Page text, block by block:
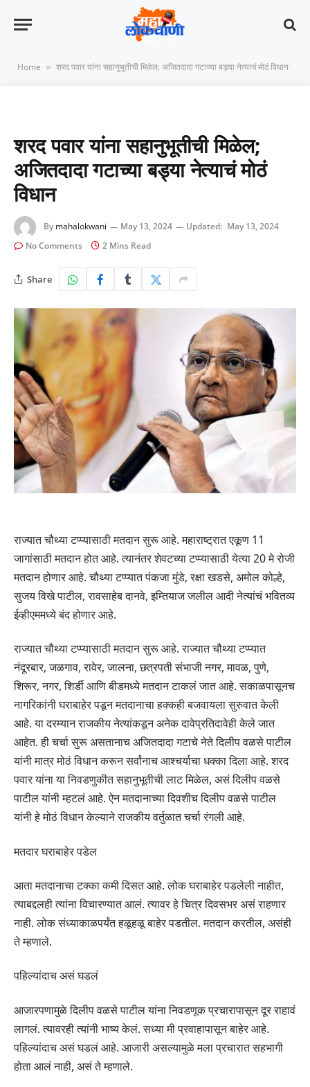
Home » शरद पवार यांना सहानुभूतीची मिळेल; अजितदादा गटाच्या बड्या नेत्याचं मोठं विधान
शरद पवार यांना सहानुभूतीची मिळेल;
अजितदादा गटाच्या बड्या नेत्याचं मोठं
विधान
By mahalokwani May 13, 2024 Updated: May 13, 2024
No Comments
2 Mins Read
Share
राज्यात चौथ्या टप्प्यासाठी मतदान सुरू आहे. महाराष्ट्रात एकूण 11
जागांसाठी मतदान होत आहे. त्यानंतर शेवटच्या टप्प्यासाठी येत्या 20 मे रोजी
मतदान होणार आहे. चौथ्या टप्प्यात पंकजा मुंडे, रक्षा खडसे, अमोल कोल्हे,
सुजय विखे पाटील, रावसाहेब दानवे, इम्तियाज जलील आदी नेत्यांचं भवितव्य
ईव्हीएममध्ये बंद होणार आहे.
राज्यात चौथ्या टप्प्यासाठी मतदान सुरू आहे. राज्यात चौथ्या टप्प्यात
नंदूरबार, जळगाव, रावेर, जालना, छत्रपती संभाजी नगर, मावळ, पुणे,
शिरूर, नगर, शिर्डी आणि बीडमध्ये मतदान टाकलं जात आहे. सकाळपासूनच
नागरिकांनी घराबाहेर पडून मतदानाचा हक्कही बजवायला सुरुवात केली
आहे. या दरम्यान राजकीय नेत्यांकडून अनेक दावेप्रतिदावेही केले जात
आहेत. ही चर्चा सुरू असतानाच अजितदादा गटाचे नेते दिलीप वळसे पाटील
यांनी मात्र मोठं विधान करून सर्वांनाच आश्चर्याचा धक्का दिला आहे. शरद
पवार यांना या निवडणुकीत सहानुभूतीची लाट मिळेल, असं दिलीप वळसे
पाटील यांनी म्हटलं आहे. ऐन मतदानाच्या दिवशीच दिलीप वळसे पाटील
यांनी हे मोठं विधान केल्याने राजकीय वर्तुळात चर्चा रंगली आहे.
मतदार घराबाहेर पडेल
आता मतदानाचा टक्का कमी दिसत आहे. लोक घराबाहेर पडलेली नाहीत,
त्याबद्दलही त्यांना विचारण्यात आलं. त्यावर हे चित्र दिवसभर असं राहणार
नाही. लोक संध्याकाळपर्यंत हळूहळू बाहेर पडतील. मतदान करतील, असंही
ते म्हणाले.
पहिल्यांदाच असं घडलं
आजारपणामुळे दिलीप वळसे पाटील यांना निवडणूक प्रचारापासून दूर राहावं
लागलं. त्यावरही त्यांनी भाष्य केलं. सध्या मी प्रवाहापासून बाहेर आहे.
पहिल्यांदाच असं घडलं आहे. आजारी असल्यामुळे मला प्रचारात सहभागी
होता आलं नाही, असं ते म्हणाले.